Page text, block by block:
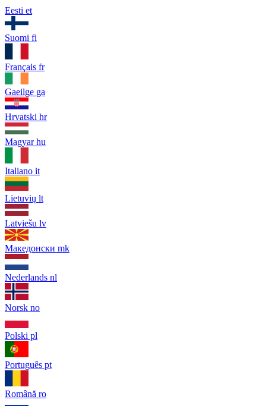
Eesti et
Suomi fi
Français fr
Gaeilge ga
Hrvatski hr
Magyar hu
Italiano it
Lietuvių lt
Latviešu lv
Македонски mk
Nederlands nl
Norsk no
Polski pl
Português pt
Română ro